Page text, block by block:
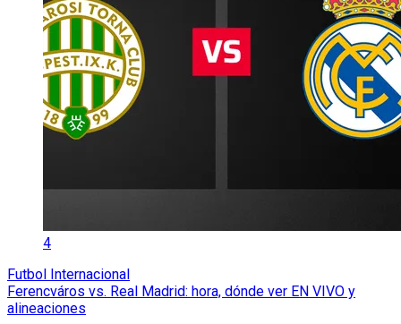
4
Futbol Internacional
Ferencváros vs. Real Madrid: hora, dónde ver EN VIVO y
alineaciones